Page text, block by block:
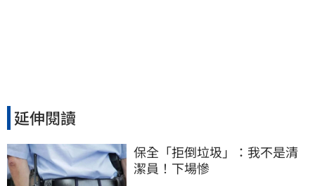
延伸閱讀
保全「拒倒垃圾」：我不是清
潔員！下場慘